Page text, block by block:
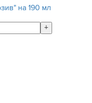
на 190 мл
+